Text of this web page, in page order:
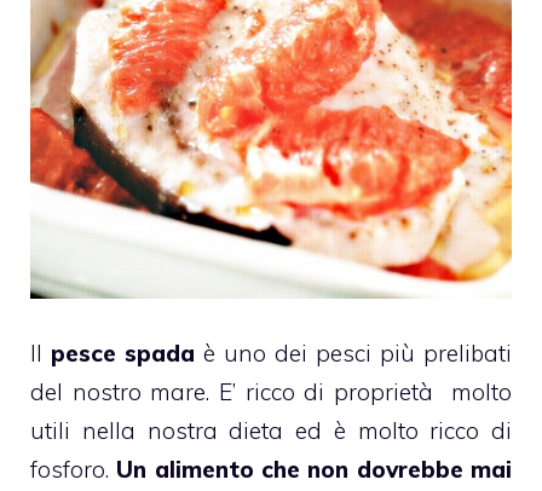
Il pesce spada è uno dei pesci più prelibati
del nostro mare. E’ ricco di proprietà molto
utili nella nostra dieta ed è molto ricco di
fosforo. Un alimento che non dovrebbe mai